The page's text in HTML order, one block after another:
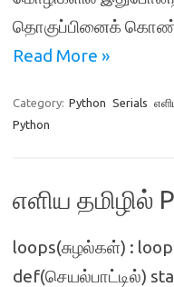
தொகுப்பினைக்
Read More »
Category: Python Serials
Python
எளிய தமிழில்
loops(சுழல்கள்) :
def(செயல்பாட்டில்)